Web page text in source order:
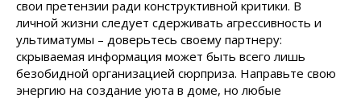
свои претензии ради конструктивной критики. В
личной жизни следует сдерживать агрессивность и
ультиматумы – доверьтесь своему партнеру:
скрываемая информация может быть всего лишь
безобидной организацией сюрприза. Направьте свою
энергию на создание уюта в доме, но любые